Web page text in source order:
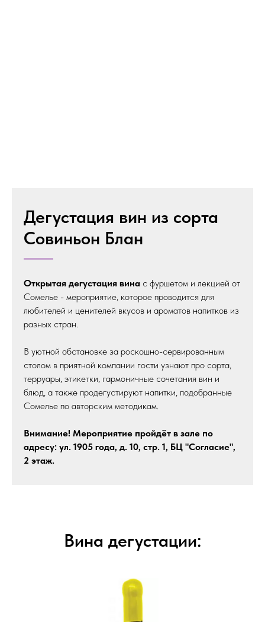
Дегустация вин из сорта
Совиньон Блан
Открытая дегустация вина с фуршетом и лекцией от
Сомелье - мероприятие, которое проводится для
любителей и ценителей вкусов и ароматов напитков из
разных стран.
В уютной обстановке за роскошно-сервированным
столом в приятной компании гости узнают про сорта,
терруары, этикетки, гармоничные сочетания вин и
блюд, а также продегустируют напитки, подобранные
Сомелье по авторским методикам.
Внимание! Мероприятие пройдёт в зале по
адресу: ул. 1905 года, д. 10, стр. 1, БЦ "Согласие",
2 этаж.
Вина дегустации: